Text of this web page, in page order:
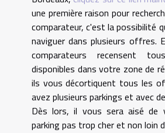
une première raison pour
comparateur, c'est la possibilité
naviguer dans plusieurs offres.
comparateurs recensent
disponibles dans votre zone de
ils vous décortiquent tous les
avez plusieurs parkings et avec
Dès lors, il vous sera aisé de
parking pas trop cher et non loin